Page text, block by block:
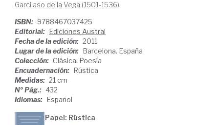
Garcilaso de la Vega (1501-1536)
ISBN: 9788467037425
Editorial: Ediciones Austral
Fecha de la edición: 2011
Lugar de la edición: Barcelona. España
Colección: Clásica. Poesía
Encuadernación: Rústica
Medidas: 21 cm
Nº Pág.: 432
Idiomas: Español
Papel: Rústica